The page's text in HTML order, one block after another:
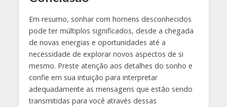
Em resumo, sonhar com homens desconhecidos
pode ter múltiplos significados, desde a chegada
de novas energias e oportunidades até a
necessidade de explorar novos aspectos de si
mesmo. Preste atenção aos detalhes do sonho e
confie em sua intuição para interpretar
adequadamente as mensagens que estão sendo
transmitidas para você através dessas